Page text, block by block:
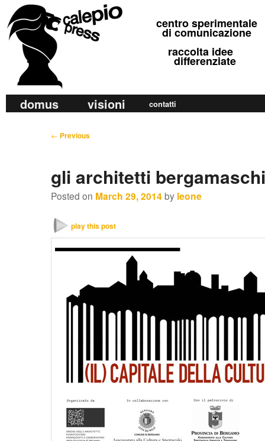
calepio press
©
centro sperimentale
di comunicazione
raccolta idee
differenziate
a
Skip
Skip
secondary
domus visioni contatti
P
t
n
v
g
← Previous
gli architetti bergamaschi
Posted on March 29, 2014by leone
play this post